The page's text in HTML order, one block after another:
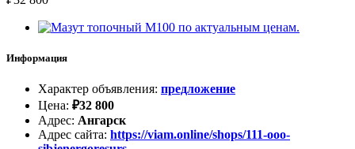
Информация
Характер объявления: предложение
Цена: ₽32 800
Адрес: Ангарск
Адрес сайта: https://viam.online/shops/111-ooo-